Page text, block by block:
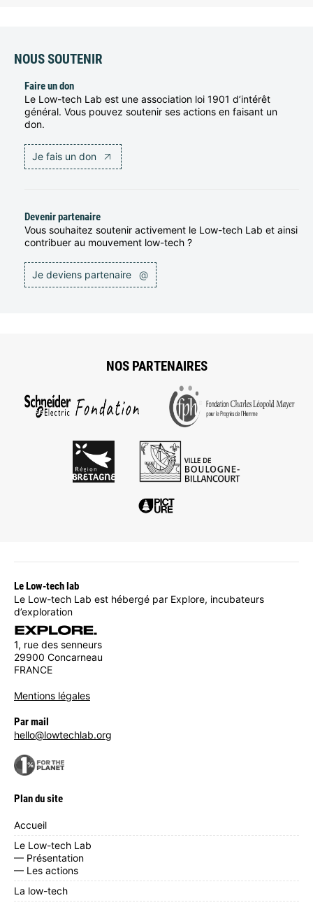
NOUS SOUTENIR
Faire un don
Le Low-tech Lab est une association loi 1901 d’intérêt
général. Vous pouvez soutenir ses actions en faisant un
don.
Je fais un don
Devenir partenaire
Vous souhaitez soutenir activement le Low-tech Lab et ainsi
contribuer au mouvement low-tech ?
Je deviens partenaire @
NOS PARTENAIRES
Le Low-tech lab
Le Low-tech Lab est hébergé par Explore, incubateurs
d’exploration
1, rue des senneurs
29900 Concarneau
FRANCE
Mentions légales
Par mail
hello@lowtechlab.org
Plan du site
Accueil
Le Low-tech Lab
— Présentation
— Les actions
La low-tech